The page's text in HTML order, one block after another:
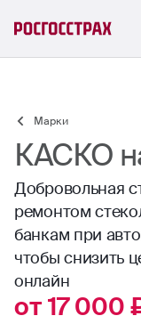
Марки
КАСКО
Добровольная
ремонтом
банкам при
чтобы снизить
онлайн
от 17 000